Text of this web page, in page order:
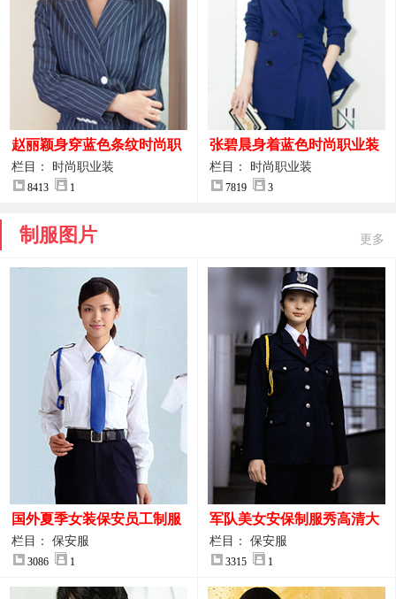
赵丽颖身穿蓝色条纹时尚职
业装图片
栏目： 时尚职业装
8413 1
张碧晨身着蓝色时尚职业装
服装图片
栏目： 时尚职业装
7819 3
制服图片 更多
国外夏季女装保安员工制服
装大图
栏目： 保安服
3086 1
军队美女安保制服秀高清大
图
栏目： 保安服
3315 1